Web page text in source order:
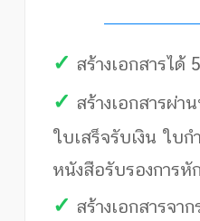
✓ สร้างเอกสารได้
✓ สร้างเอกสารผ่
ใบเสร็จรับเงิน ใบ
หนังสือรับรองการ
✓ สร้างเอกสารจา